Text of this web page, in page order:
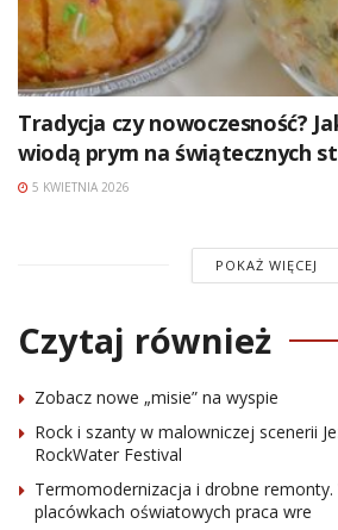
Tradycja czy nowoczesność?
wiodą prym na świątecznych
5 KWIETNIA 2026
POKAŻ WIĘCEJ
Czytaj również
Zobacz nowe „misie” na wyspie
Rock i szanty w malowniczej scenerii
RockWater Festival
Termomodernizacja i drobne remonty.
placówkach oświatowych praca wre